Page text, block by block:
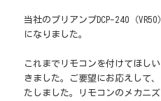
当社のプリアンプDCP-240（
になりました。
これまでリモコンを付けてほし
きました。ご要望にお応えして
たしました。リモコンのメカニ